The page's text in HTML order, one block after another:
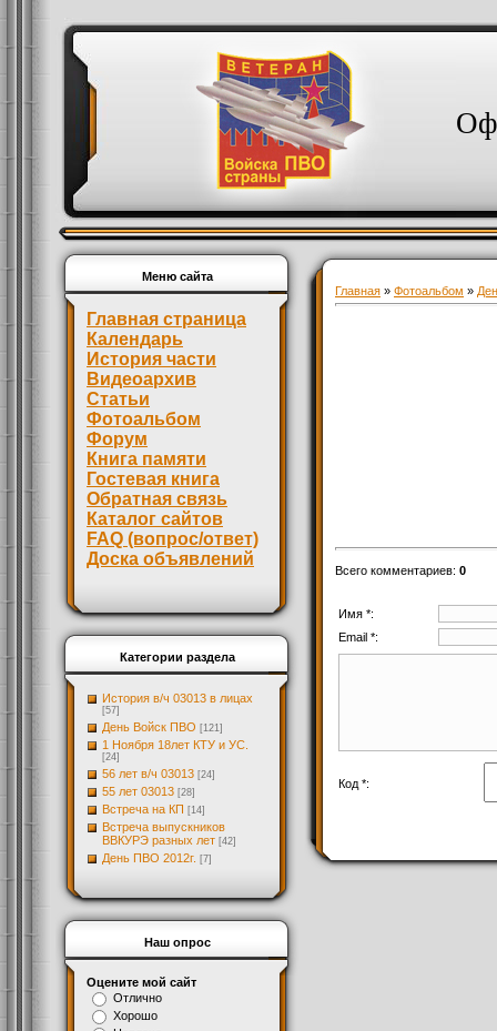
Меню сайта
Главная страница
Календарь
История части
Видеоархив
Статьи
Фотоальбом
Форум
Книга памяти
Гостевая книга
Обратная связь
Каталог сайтов
FAQ (вопрос/ответ)
Доска объявлений
Категории раздела
История в/ч 03013 в лицах
[57]
День Войск ПВО [121]
1 Ноября 18лет КТУ и УС.
[24]
56 лет в/ч 03013 [24]
55 лет 03013 [28]
Встреча на КП [14]
Встреча выпускников
ВВКУРЭ разных лет [42]
День ПВО 2012г. [7]
Наш опрос
Оцените мой сайт
Отлично
Хорошо
Главная » Фотоальбом »
Всего комментариев: 0
Имя *:
Email *:
Код *: